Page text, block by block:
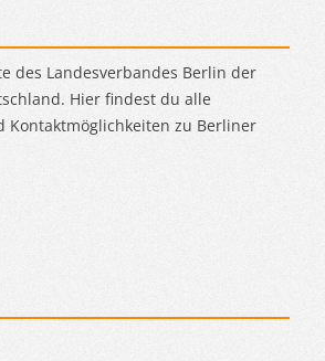
des Landesverbandes Berlin der
Hier findest du alle
Kontaktmöglichkeiten zu Berliner